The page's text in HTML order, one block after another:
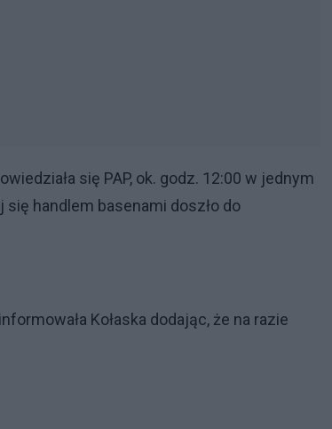
się PAP, ok. godz. 12:00 w jednym
handlem basenami doszło do
Kołaska dodając, że na razie